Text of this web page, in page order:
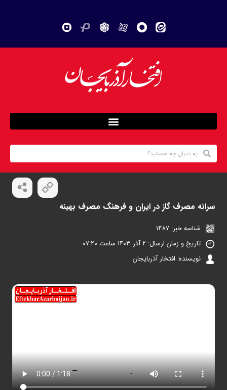
سرانه مصرف گاز در ایران و فرهنگ مصرف بهینه
شناسه خبر: 1487
تاریخ و زمان ارسال: ۲ آذر ۱۴۰۳ ساعت ۰۷:۲۰
نویسنده: افتخار آذربایجان